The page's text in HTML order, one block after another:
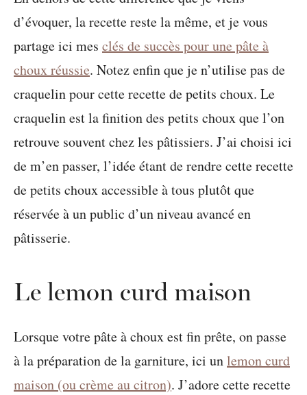
d’évoquer, la recette reste la même, et je vous
partage ici mes clés de succès pour une pâte à
choux réussie. Notez enfin que je n’utilise pas de
craquelin pour cette recette de petits choux. Le
craquelin est la finition des petits choux que l’on
retrouve souvent chez les pâtissiers. J’ai choisi ici
de m’en passer, l’idée étant de rendre cette recette
de petits choux accessible à tous plutôt que
réservée à un public d’un niveau avancé en
pâtisserie.
Le lemon curd maison
Lorsque votre pâte à choux est fin prête, on passe
à la préparation de la garniture, ici unlemon curd
maison (ou crème au citron). J’adore cette recette